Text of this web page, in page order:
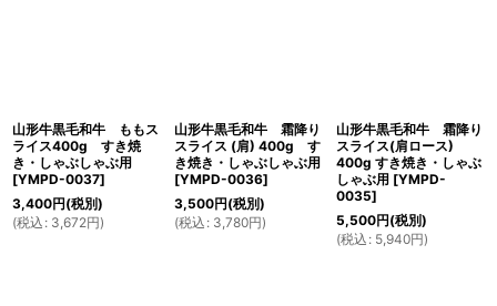
山形牛黒毛和牛 ももス
ライス400g すき焼
き・しゃぶしゃぶ用
[YMPD-0037]
3,400円(税別)
(税込 : 3,672円)
山形牛黒毛和牛 霜降り
スライス (肩) 400g す
き焼き・しゃぶしゃぶ用
[YMPD-0036]
3,500円(税別)
(税込 : 3,780円)
山形牛黒毛和牛 霜降り
スライス(肩ロース)
400g すき焼き・しゃぶ
しゃぶ用 [YMPD-
0035]
5,500円(税別)
(税込 : 5,940円)